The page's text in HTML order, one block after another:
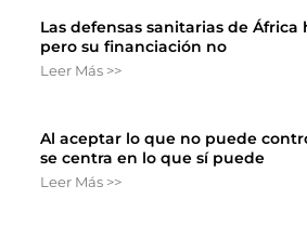
Las defensas sanitarias de África
pero su financiación no
Leer Más >>
Al aceptar lo que no puede
se centra en lo que sí puede
Leer Más >>